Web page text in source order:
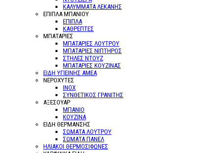
ΚΑΛΥΜΜΑΤΑ ΛΕΚΑΝΗΣ
ΕΠΙΠΛΑ ΜΠΑΝΙΟΥ
ΕΠΙΠΛΑ
ΚΑΘΡΕΠΤΕΣ
ΜΠΑΤΑΡΙΕΣ
ΜΠΑΤΑΡΙΕΣ ΛΟΥΤΡΟΥ
ΜΠΑΤΑΡΙΕΣ ΝΙΠΤΗΡΟΣ
ΣΤΗΛΕΣ ΝΤΟΥΖ
ΜΠΑΤΑΡΙΕΣ ΚΟΥΖΙΝΑΣ
ΕΙΔΗ ΥΓΙΕΙΝΗΣ ΑΜΕΑ
ΝΕΡΟΧΥΤΕΣ
ΙΝΟΧ
ΣΥΝΘΕΤΙΚΟΣ ΓΡΑΝΙΤΗΣ
ΑΞΕΣΟΥΑΡ
ΜΠΑΝΙΟ
ΚΟΥΖΙΝΑ
ΕΙΔΗ ΘΕΡΜΑΝΣΗΣ
ΣΩΜΑΤΑ ΛΟΥΤΡΟΥ
ΣΩΜΑΤΑ ΠΑΝΕΛ
ΗΛΙΑΚΟΙ ΘΕΡΜΟΣΙΦΩΝΕΣ